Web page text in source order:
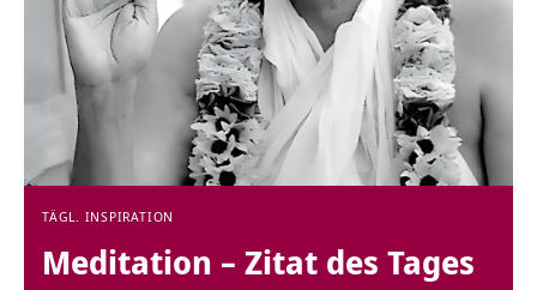
TÄGL. INSPIRATION
Meditation – Zitat des Tages